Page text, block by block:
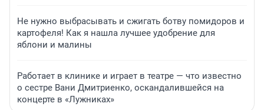
Не нужно выбрасывать и сжигать ботву помидоров и
картофеля! Как я нашла лучшее удобрение для
яблони и малины
Работает в клинике и играет в театре — что известно
о сестре Вани Дмитриенко, оскандалившейся на
концерте в «Лужниках»